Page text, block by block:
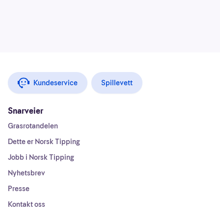
Kundeservice Spillevett
Snarveier
Grasrotandelen
Dette er Norsk Tipping
Jobb i Norsk Tipping
Nyhetsbrev
Presse
Kontakt oss